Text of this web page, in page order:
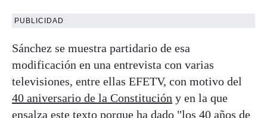
PUBLICIDAD
Sánchez se muestra partidario de esa
modificación en una entrevista con varias
televisiones, entre ellas EFETV, con motivo del
40 aniversario de la Constitución y en la que
ensalza este texto porque ha dado "los 40 años de